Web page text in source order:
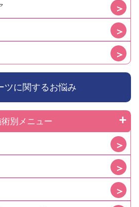
ツに関するお悩み
別メニュー